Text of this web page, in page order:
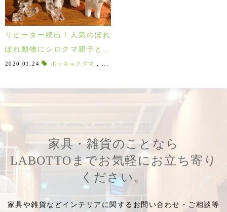
リピーター続出！人気のぽれ
ぽれ動物にシロクマ親子と新
しい仲間が入荷！
2020.01.24 ホッキョクグマ
家具・雑貨のことなら
LABOTTOまでお気軽にお立ち寄り
ください。
家具や雑貨などインテリアに関するお問い合わせ・ご相談等